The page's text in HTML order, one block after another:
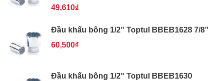
49,610₫
Đầu khẩu bông 1/2" Toptul BBEB1628 7/8"
60,500₫
Đầu khẩu bông 1/2" Toptul BBEB1630